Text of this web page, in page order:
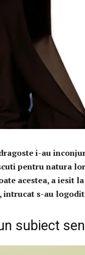
i-au
pentru natura
acestea, a iesit
intrucat s-au
subiect